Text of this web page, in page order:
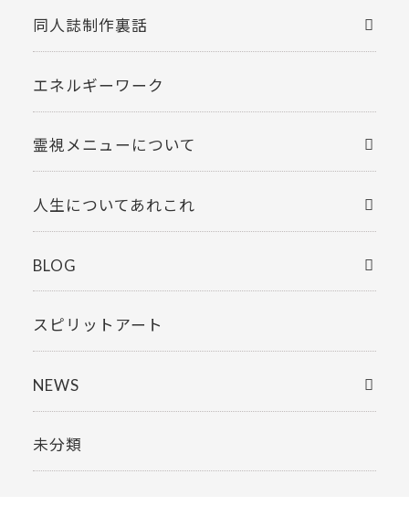
同人誌制作裏話
エネルギーワーク
霊視メニューについて
人生についてあれこれ
BLOG
スピリットアート
NEWS
未分類